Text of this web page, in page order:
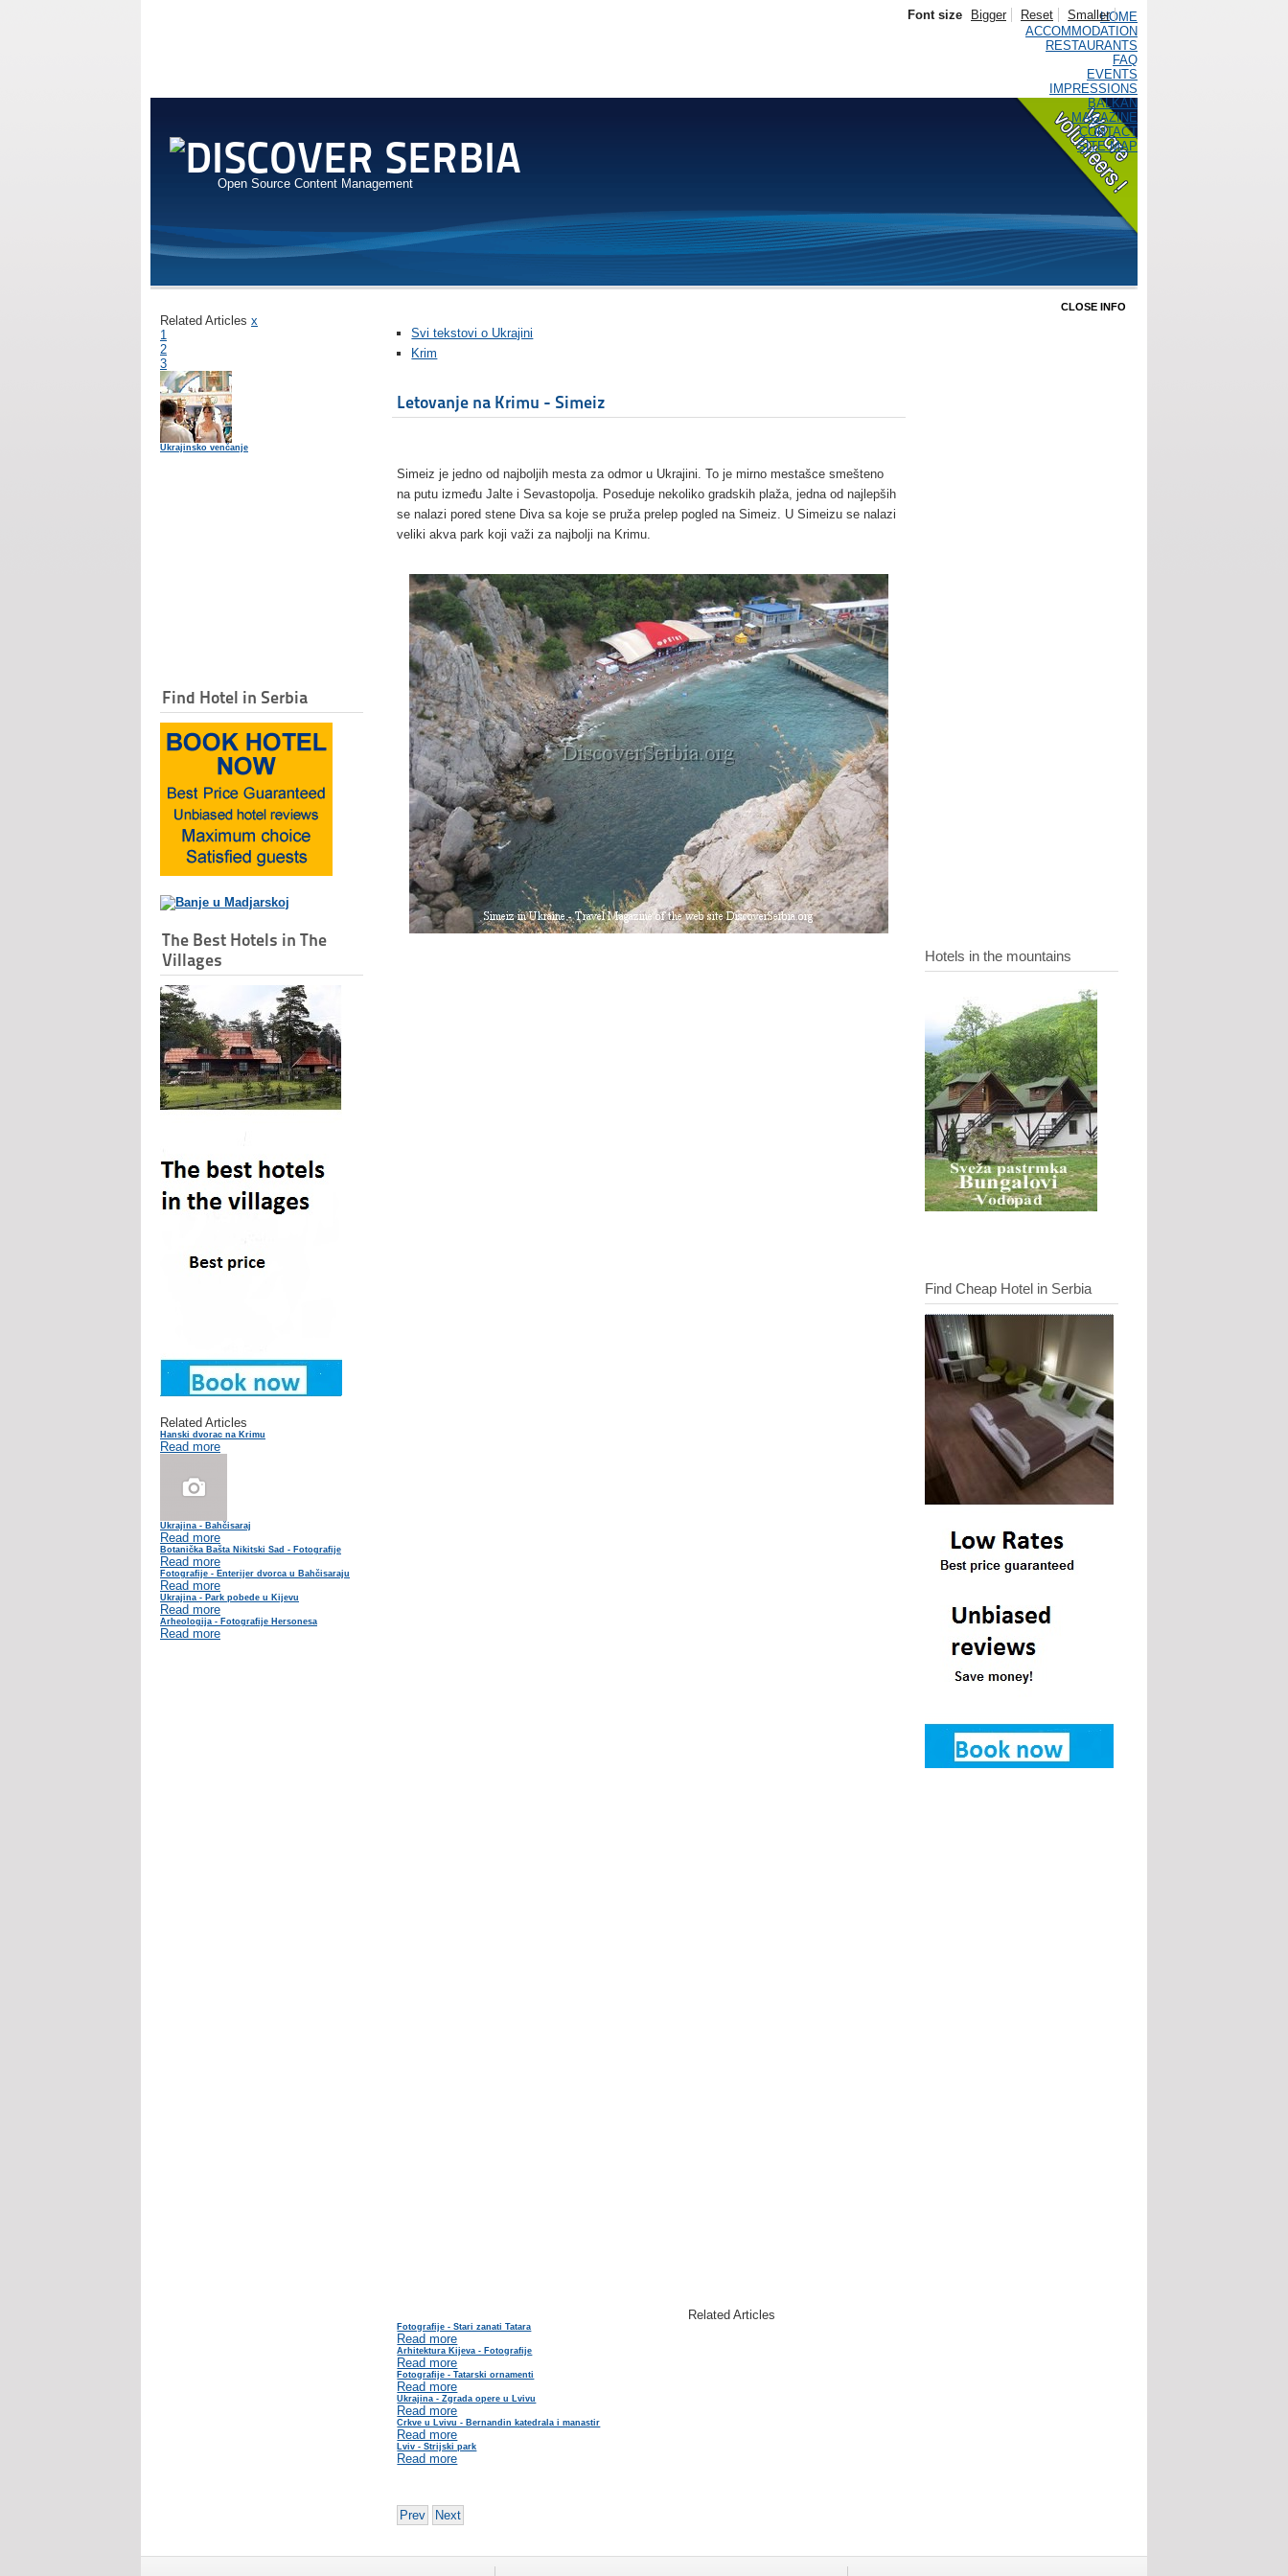
Open Source Content Management
HOME
ACCOMMODATION
RESTAURANTS
FAQ
EVENTS
IMPRESSIONS
BALKAN
MAGAZINE
CONTACT
SITE MAP
Font size Bigger Reset Smaller
Related Articles x
1
2
3
Ukrajinsko venčanje
Find Hotel in Serbia
The Best Hotels in The
Villages
Related Articles
Hanski dvorac na Krimu
Read more
Ukrajina - Bahčisaraj
Read more
Botanička Bašta Nikitski Sad - Fotografije
Read more
Fotografije - Enterijer dvorca u Bahčisaraju
Read more
Ukrajina - Park pobede u Kijevu
Read more
Arheologija - Fotografije Hersonesa
Read more
Svi tekstovi o Ukrajini
Krim
Letovanje na Krimu - Simeiz
Simeiz je jedno od najboljih mesta za odmor u Ukrajini. To je mirno mestašce smešteno
na putu između Jalte i Sevastopolja. Poseduje nekoliko gradskih plaža, jedna od najlepših
se nalazi pored stene Diva sa koje se pruža prelep pogled na Simeiz. U Simeizu se nalazi
veliki akva park koji važi za najbolji na Krimu.
Related Articles
Fotografije - Stari zanati Tatara
Read more
Arhitektura Kijeva - Fotografije
Read more
Fotografije - Tatarski ornamenti
Read more
Ukrajina - Zgrada opere u Lvivu
Read more
Crkve u Lvivu - Bernandin katedrala i manastir
Read more
Lviv - Strijski park
Read more
Prev Next
CLOSE INFO
Hotels in the mountains
Find Cheap Hotel in Serbia